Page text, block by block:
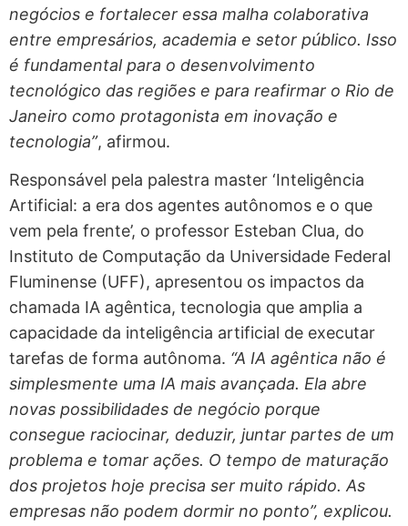
negócios e fortalecer essa malha colaborativa
entre empresários, academia e setor público. Isso
é fundamental para o desenvolvimento
tecnológico das regiões e para reafirmar o Rio de
Janeiro como protagonista em inovação e
tecnologia”, afirmou.
Responsável pela palestra master ‘Inteligência
Artificial: a era dos agentes autônomos e o que
vem pela frente’, o professor Esteban Clua, do
Instituto de Computação da Universidade Federal
Fluminense (UFF), apresentou os impactos da
chamada IA agêntica, tecnologia que amplia a
capacidade da inteligência artificial de executar
tarefas de forma autônoma. “A IA agêntica não é
simplesmente uma IA mais avançada. Ela abre
novas possibilidades de negócio porque
consegue raciocinar, deduzir, juntar partes de um
problema e tomar ações. O tempo de maturação
dos projetos hoje precisa ser muito rápido. As
empresas não podem dormir no ponto”, explicou.